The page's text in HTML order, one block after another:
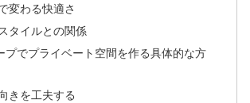
変わる快適さ
タイルとの関係
プでプライベート空間を作る具体的な方
きを工夫する